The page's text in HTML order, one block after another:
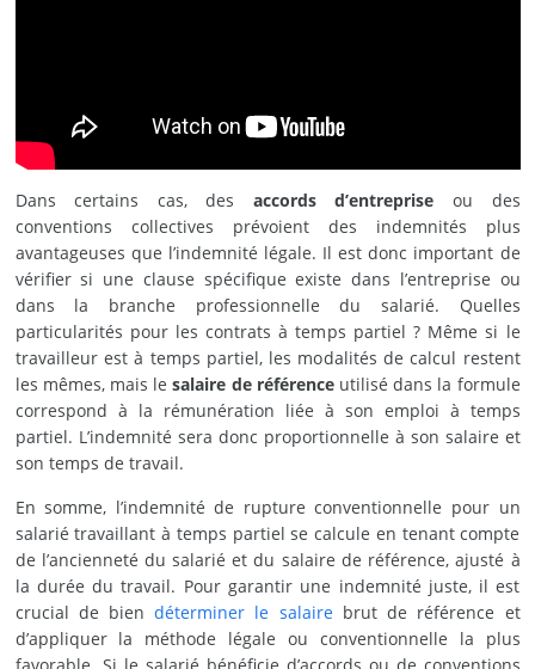
Dans certains cas, des accords d’entreprise ou des
conventions collectives prévoient des indemnités plus
avantageuses que l’indemnité légale. Il est donc important de
vérifier si une clause spécifique existe dans l’entreprise ou
dans la branche professionnelle du salarié. Quelles
particularités pour les contrats à temps partiel ? Même si le
travailleur est à temps partiel, les modalités de calcul restent
les mêmes, mais lesalaire de référenceutilisé dans la formule
correspond à la rémunération liée à son emploi à temps
partiel. L’indemnité sera donc proportionnelle à son salaire et
son temps de travail.
En somme, l’indemnité de rupture conventionnelle pour un
salarié travaillant à temps partiel se calcule en tenant compte
de l’ancienneté du salarié et du salaire de référence, ajusté à
la durée du travail. Pour garantir une indemnité juste, il est
crucial de biendéterminer le salairebrut de référence et
d’appliquer la méthode légale ou conventionnelle la plus
favorable. Si le salarié bénéficie d’accords ou de conventions